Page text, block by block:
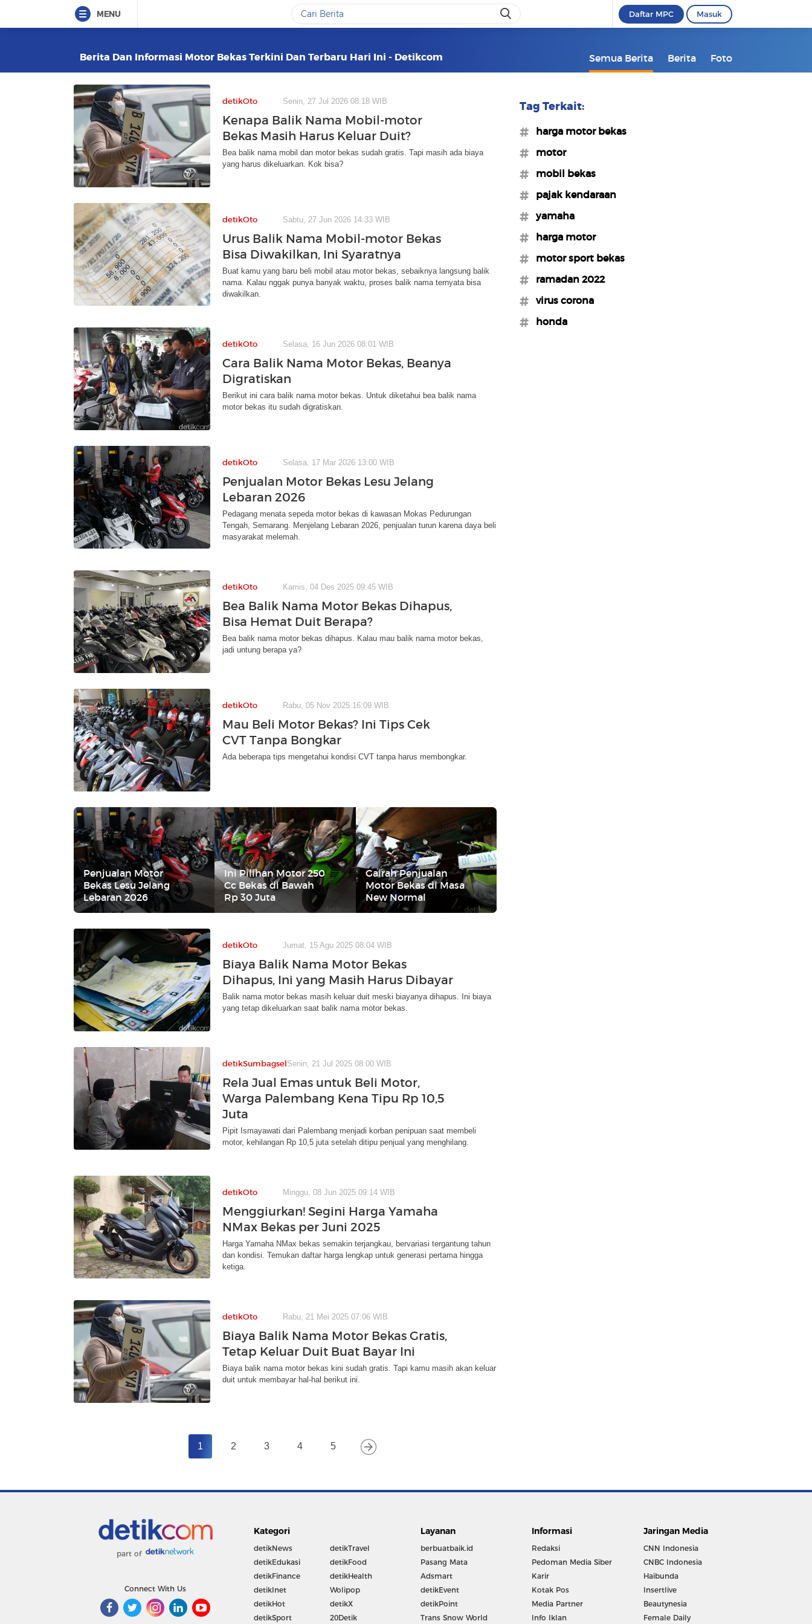
MENU Daftar MPC Masuk
Berita Dan Informasi Motor Bekas Terkini Dan Terbaru Hari Ini - Detikcom Semua Berita Berita Foto
detikOto Senin, 27 Jul 2026 08:18 WIB
Kenapa Balik Nama Mobil-motor
Bekas Masih Harus Keluar Duit?
Bea balik nama mobil dan motor bekas sudah gratis. Tapi masih ada biaya
yang harus dikeluarkan. Kok bisa?
detikOto Sabtu, 27 Jun 2026 14:33 WIB
Urus Balik Nama Mobil-motor Bekas
Bisa Diwakilkan, Ini Syaratnya
Buat kamu yang baru beli mobil atau motor bekas, sebaiknya langsung balik
nama. Kalau nggak punya banyak waktu, proses balik nama ternyata bisa
diwakilkan.
detikOto Selasa, 16 Jun 2026 08:01 WIB
Cara Balik Nama Motor Bekas, Beanya
Digratiskan
Berikut ini cara balik nama motor bekas. Untuk diketahui bea balik nama
motor bekas itu sudah digratiskan.
detikOto Selasa, 17 Mar 2026 13:00 WIB
Penjualan Motor Bekas Lesu Jelang
Lebaran 2026
Pedagang menata sepeda motor bekas di kawasan Mokas Pedurungan
Tengah, Semarang. Menjelang Lebaran 2026, penjualan turun karena daya beli
masyarakat melemah.
detikOto Kamis, 04 Des 2025 09:45 WIB
Bea Balik Nama Motor Bekas Dihapus,
Bisa Hemat Duit Berapa?
Bea balik nama motor bekas dihapus. Kalau mau balik nama motor bekas,
jadi untung berapa ya?
detikOto Rabu, 05 Nov 2025 16:09 WIB
Mau Beli Motor Bekas? Ini Tips Cek
CVT Tanpa Bongkar
Ada beberapa tips mengetahui kondisi CVT tanpa harus membongkar.
Penjualan Motor
Bekas Lesu Jelang
Lebaran 2026
Ini Pilihan Motor 250
Cc Bekas di Bawah
Rp 30 Juta
Gairah Penjualan
Motor Bekas di Masa
New Normal
detikOto Jumat, 15 Agu 2025 08:04 WIB
Biaya Balik Nama Motor Bekas
Dihapus, Ini yang Masih Harus Dibayar
Balik nama motor bekas masih keluar duit meski biayanya dihapus. Ini biaya
yang tetap dikeluarkan saat balik nama motor bekas.
detikSumbagselSenin, 21 Jul 2025 08:00 WIB
Rela Jual Emas untuk Beli Motor,
Warga Palembang Kena Tipu Rp 10,5
Juta
Pipit Ismayawati dari Palembang menjadi korban penipuan saat membeli
motor, kehilangan Rp 10,5 juta setelah ditipu penjual yang menghilang.
detikOto Minggu, 08 Jun 2025 09:14 WIB
Menggiurkan! Segini Harga Yamaha
NMax Bekas per Juni 2025
Harga Yamaha NMax bekas semakin terjangkau, bervariasi tergantung tahun
dan kondisi. Temukan daftar harga lengkap untuk generasi pertama hingga
ketiga.
detikOto Rabu, 21 Mei 2025 07:06 WIB
Biaya Balik Nama Motor Bekas Gratis,
Tetap Keluar Duit Buat Bayar Ini
Biaya balik nama motor bekas kini sudah gratis. Tapi kamu masih akan keluar
duit untuk membayar hal-hal berikut ini.
1 2 3 4 5
Tag Terkait:
#harga motor bekas
#motor
#mobil bekas
#pajak kendaraan
#yamaha
#harga motor
#motor sport bekas
#ramadan 2022
#virus corona
#honda
part of
Connect With Us
Kategori
detikNews
detikEdukasi
detikFinance
detikInet
detikHot
detikSport
detikTravel
detikFood
detikHealth
Wolipop
detikX
20Detik
Layanan
berbuatbaik.id
Pasang Mata
Adsmart
detikEvent
detikPoint
Trans Snow World
Informasi
Redaksi
Pedoman Media Siber
Karir
Kotak Pos
Media Partner
Info Iklan
Jaringan Media
CNN Indonesia
CNBC Indonesia
Haibunda
Insertlive
Beautynesia
Female Daily